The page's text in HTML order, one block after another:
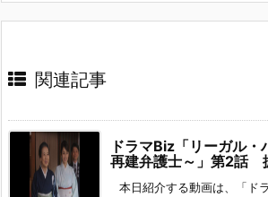
関連記事
ドラマBiz「リーガル
再建弁護士～」第2話
本日紹介する動画は、「ド